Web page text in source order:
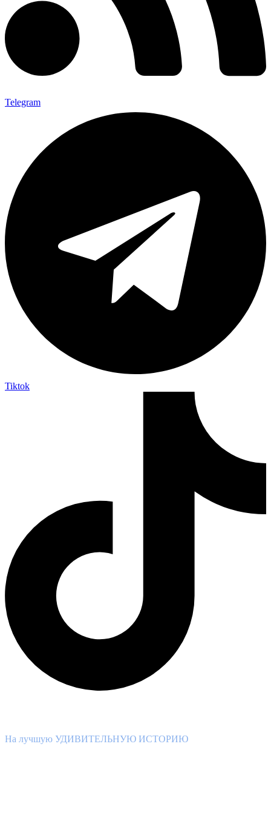
Telegram
Tiktok
На лучшую УДИВИТЕЛЬНУЮ ИСТОРИЮ